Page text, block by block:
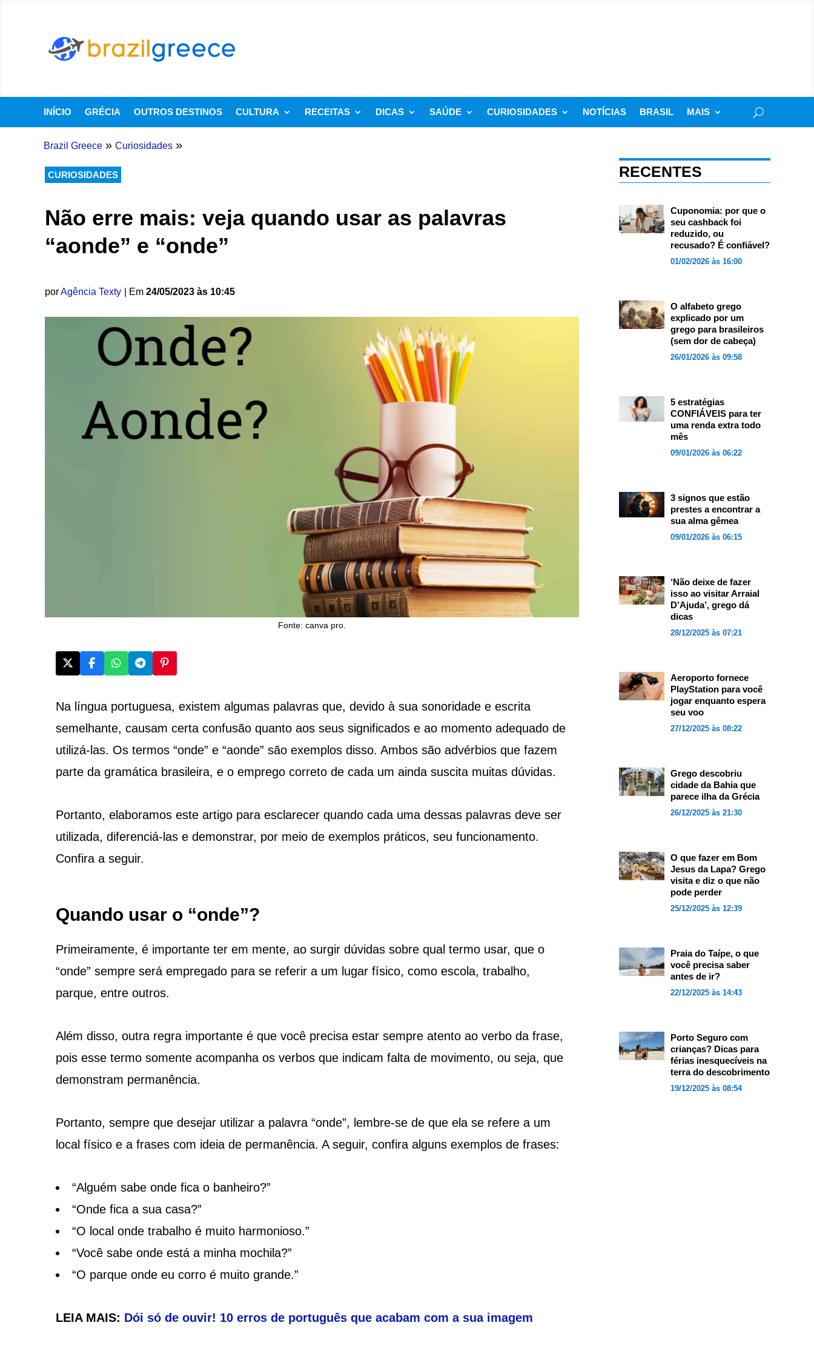
INÍCIO GRÉCIA OUTROS DESTINOS CULTURA RECEITAS DICAS SAÚDE CURIOSIDADES NOTÍCIAS BRASIL MAIS
Brazil Greece » Curiosidades »
CURIOSIDADES
Não erre mais: veja quando usar as palavras
“aonde” e “onde”
porAgência Texty | Em 24/05/2023 às 10:45
Fonte: canva pro.
Na língua portuguesa, existem algumas palavras que, devido à sua sonoridade e escrita
semelhante, causam certa confusão quanto aos seus significados e ao momento adequado de
utilizá-las. Os termos “onde” e “aonde” são exemplos disso. Ambos são advérbios que fazem
parte da gramática brasileira, e o emprego correto de cada um ainda suscita muitas dúvidas.
Portanto, elaboramos este artigo para esclarecer quando cada uma dessas palavras deve ser
utilizada, diferenciá-las e demonstrar, por meio de exemplos práticos, seu funcionamento.
Confira a seguir.
Quando usar o “onde”?
Primeiramente, é importante ter em mente, ao surgir dúvidas sobre qual termo usar, que o
“onde” sempre será empregado para se referir a um lugar físico, como escola, trabalho,
parque, entre outros.
Além disso, outra regra importante é que você precisa estar sempre atento ao verbo da frase,
pois esse termo somente acompanha os verbos que indicam falta de movimento, ou seja, que
demonstram permanência.
Portanto, sempre que desejar utilizar a palavra “onde”, lembre-se de que ela se refere a um
local físico e a frases com ideia de permanência. A seguir, confira alguns exemplos de frases:
“Alguém sabe onde fica o banheiro?”
“Onde fica a sua casa?”
“O local onde trabalho é muito harmonioso.”
“Você sabe onde está a minha mochila?”
“O parque onde eu corro é muito grande.”
LEIA MAIS: Dói só de ouvir! 10 erros de português que acabam com a sua imagem
RECENTES
Cuponomia: por que o
seu cashback foi
reduzido, ou
recusado? É confiável?
01/02/2026 às 16:00
O alfabeto grego
explicado por um
grego para brasileiros
(sem dor de cabeça)
26/01/2026 às 09:58
5 estratégias
CONFIÁVEIS para ter
uma renda extra todo
mês
09/01/2026 às 06:22
3 signos que estão
prestes a encontrar a
sua alma gêmea
09/01/2026 às 06:15
‘Não deixe de fazer
isso ao visitar Arraial
D’Ajuda’, grego dá
dicas
28/12/2025 às 07:21
Aeroporto fornece
PlayStation para você
jogar enquanto espera
seu voo
27/12/2025 às 08:22
Grego descobriu
cidade da Bahia que
parece ilha da Grécia
26/12/2025 às 21:30
O que fazer em Bom
Jesus da Lapa? Grego
visita e diz o que não
pode perder
25/12/2025 às 12:39
Praia do Taípe, o que
você precisa saber
antes de ir?
22/12/2025 às 14:43
Porto Seguro com
crianças? Dicas para
férias inesquecíveis na
terra do descobrimento
19/12/2025 às 08:54